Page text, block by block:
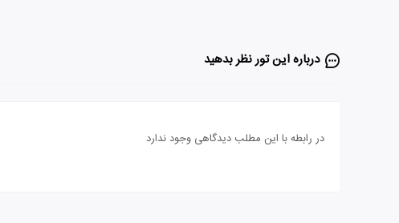
درباره این تور‌ نظر بدهید
در رابطه با این مطلب دیدگاهی وجود ندارد